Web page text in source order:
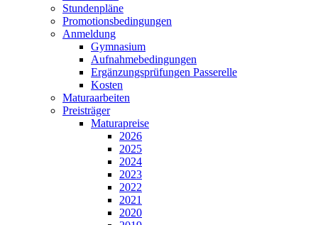
Stundenpläne
Promotionsbedingungen
Anmeldung
Gymnasium
Aufnahmebedingungen
Ergänzungsprüfungen Passerelle
Kosten
Maturaarbeiten
Preisträger
Maturapreise
2026
2025
2024
2023
2022
2021
2020